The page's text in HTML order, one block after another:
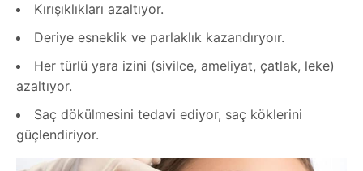
Kırışıklıkları azaltıyor.
Deriye esneklik ve parlaklık kazandıryoır.
Her türlü yara izini (sivilce, ameliyat, çatlak, leke)
azaltıyor.
Saç dökülmesini tedavi ediyor, saç köklerini
güçlendiriyor.